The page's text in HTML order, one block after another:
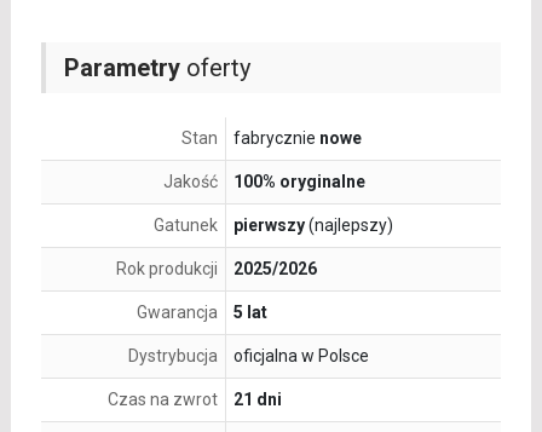
Parametryoferty
Stan fabrycznie nowe
Jakość 100% oryginalne
Gatunek pierwszy(najlepszy)
Rok produkcji 2025/2026
Gwarancja 5 lat
Dystrybucja oficjalna w Polsce
Czas na zwrot 21 dni